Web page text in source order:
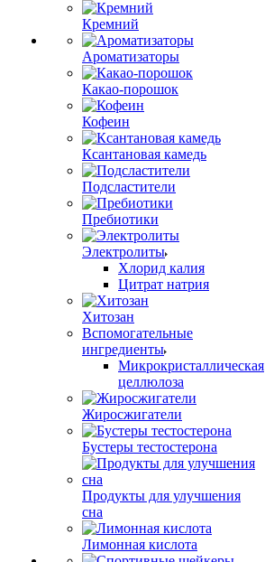
Кремний
Ароматизаторы
Какао-порошок
Кофеин
Ксантановая камедь
Подсластители
Пребиотики
Электролиты
Хлорид калия
Цитрат натрия
Хитозан
Вспомогательные
ингредиенты
Микрокристаллическая
целлюлоза
Жиросжигатели
Бустеры тестостерона
Продукты для улучшения
сна
Лимонная кислота